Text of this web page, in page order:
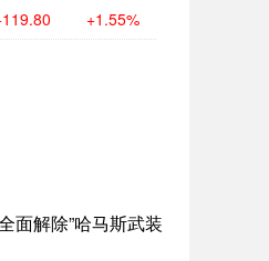
+1.55%
面解除”哈马斯武装